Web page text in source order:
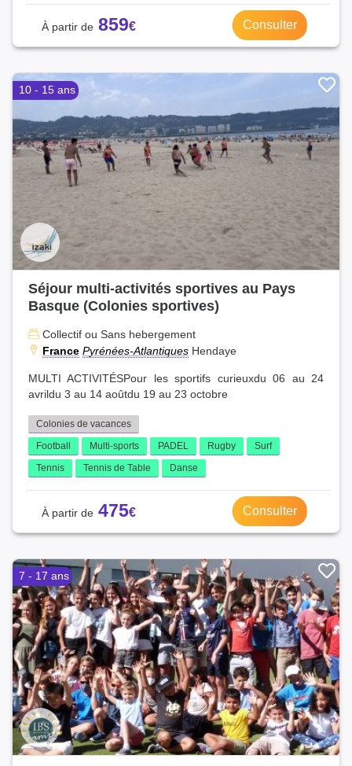
859 Consulter
10 - 15 ans
Séjour multi-activités sportives au Pays
Basque (Colonies sportives)
Collectif ou Sans hebergement
France Pyrénées-Atlantiques Hendaye
MULTI ACTIVITÉSPour les sportifs curieuxdu 06 au 24
avrildu 3 au 14 aoûtdu 19 au 23 octobre
Colonies de vacances
Football
Multi-sports PADEL Rugby
Surf
Tennis
Tennis de Table Danse
475 Consulter
7 - 17 ans